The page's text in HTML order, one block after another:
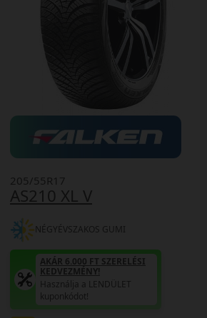
AS210 XL V
205/55R17
NÉGYÉVSZAKOS GUMI
AKÁR 6.000 FT SZERELÉSI
KEDVEZMÉNY!
Használja a LENDÜLET
kuponkódot!